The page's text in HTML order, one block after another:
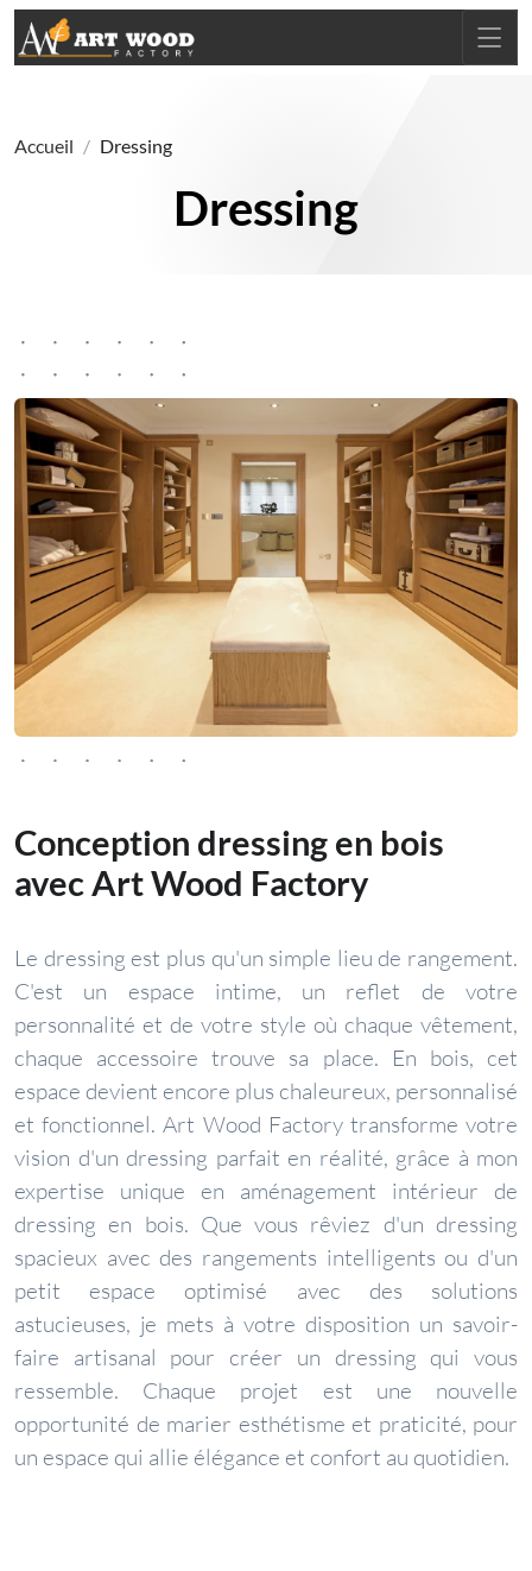
Accueil Dressing
Dressing
Conception dressing en bois
avec Art Wood Factory
Le dressing est plus qu'un simple lieu de rangement.
C'est un espace intime, un reflet de votre
personnalité et de votre style où chaque vêtement,
chaque accessoire trouve sa place. En bois, cet
espace devient encore plus chaleureux, personnalisé
et fonctionnel. Art Wood Factory transforme votre
vision d'un dressing parfait en réalité, grâce à mon
expertise unique en aménagement intérieur de
dressing en bois. Que vous rêviez d'un dressing
spacieux avec des rangements intelligents ou d'un
petit espace optimisé avec des solutions
astucieuses, je mets à votre disposition un savoir-
faire artisanal pour créer un dressing qui vous
ressemble. Chaque projet est une nouvelle
opportunité de marier esthétisme et praticité, pour
un espace qui allie élégance et confort au quotidien.